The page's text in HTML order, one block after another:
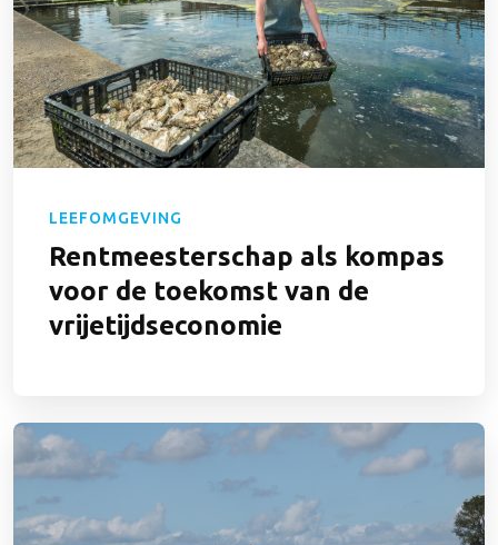
LEEFOMGEVING
Rentmeesterschap als kompas
voor de toekomst van de
vrijetijdseconomie